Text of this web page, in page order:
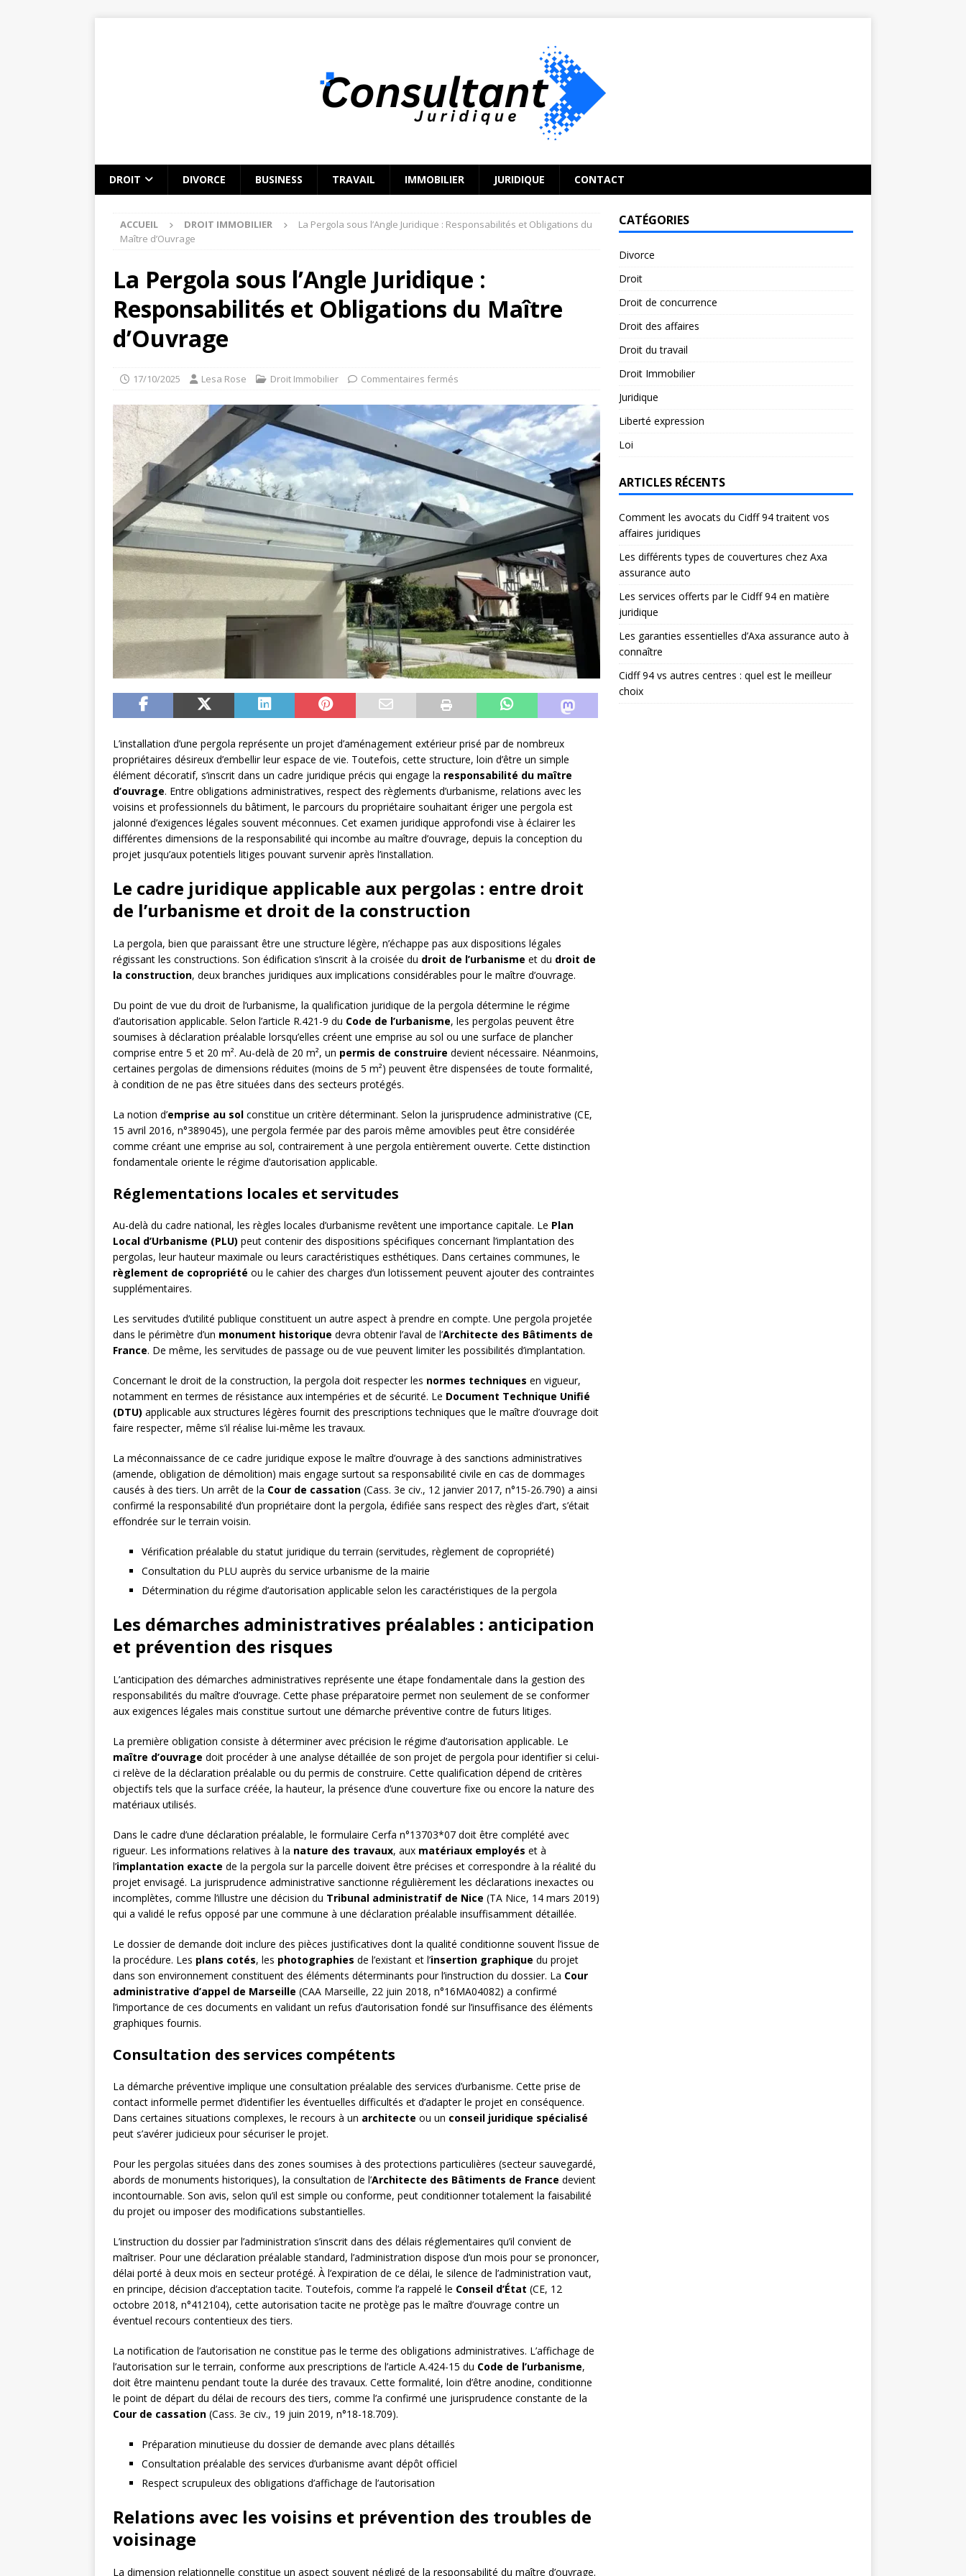
DROIT DIVORCE BUSINESS TRAVAIL IMMOBILIER JURIDIQUE CONTACT
ACCUEIL DROIT IMMOBILIER
La Pergola sous l’Angle Juridique : Responsabilités et Obligations du
Maître d’Ouvrage
La Pergola sous l’Angle Juridique :
Responsabilités et Obligations du Maître
d’Ouvrage
17/10/2025 Lesa Rose Droit Immobilier Commentaires fermés
L’installation d’une pergola représente un projet d’aménagement extérieur prisé par de nombreux
propriétaires désireux d’embellir leur espace de vie. Toutefois, cette structure, loin d’être un simple
élément décoratif, s’inscrit dans un cadre juridique précis qui engage la responsabilité du maître
d’ouvrage. Entre obligations administratives, respect des règlements d’urbanisme, relations avec les
voisins et professionnels du bâtiment, le parcours du propriétaire souhaitant ériger une pergola est
jalonné d’exigences légales souvent méconnues. Cet examen juridique approfondi vise à éclairer les
différentes dimensions de la responsabilité qui incombe au maître d’ouvrage, depuis la conception du
projet jusqu’aux potentiels litiges pouvant survenir après l’installation.
Le cadre juridique applicable aux pergolas : entre droit
de l’urbanisme et droit de la construction
La pergola, bien que paraissant être une structure légère, n’échappe pas aux dispositions légales
régissant les constructions. Son édification s’inscrit à la croisée du droit de l’urbanisme et du droit de
la construction, deux branches juridiques aux implications considérables pour le maître d’ouvrage.
Du point de vue du droit de l’urbanisme, la qualification juridique de la pergola détermine le régime
d’autorisation applicable. Selon l’article R.421-9 du Code de l’urbanisme, les pergolas peuvent être
soumises à déclaration préalable lorsqu’elles créent une emprise au sol ou une surface de plancher
comprise entre 5 et 20 m². Au-delà de 20 m², un permis de construire devient nécessaire. Néanmoins,
certaines pergolas de dimensions réduites (moins de 5 m²) peuvent être dispensées de toute formalité,
à condition de ne pas être situées dans des secteurs protégés.
La notion d’emprise au sol constitue un critère déterminant. Selon la jurisprudence administrative (CE,
15 avril 2016, n°389045), une pergola fermée par des parois même amovibles peut être considérée
comme créant une emprise au sol, contrairement à une pergola entièrement ouverte. Cette distinction
fondamentale oriente le régime d’autorisation applicable.
Réglementations locales et servitudes
Au-delà du cadre national, les règles locales d’urbanisme revêtent une importance capitale. Le Plan
Local d’Urbanisme (PLU) peut contenir des dispositions spécifiques concernant l’implantation des
pergolas, leur hauteur maximale ou leurs caractéristiques esthétiques. Dans certaines communes, le
règlement de copropriété ou le cahier des charges d’un lotissement peuvent ajouter des contraintes
supplémentaires.
Les servitudes d’utilité publique constituent un autre aspect à prendre en compte. Une pergola projetée
dans le périmètre d’un monument historique devra obtenir l’aval de l’Architecte des Bâtiments de
France. De même, les servitudes de passage ou de vue peuvent limiter les possibilités d’implantation.
Concernant le droit de la construction, la pergola doit respecter les normes techniques en vigueur,
notamment en termes de résistance aux intempéries et de sécurité. Le Document Technique Unifié
(DTU) applicable aux structures légères fournit des prescriptions techniques que le maître d’ouvrage doit
faire respecter, même s’il réalise lui-même les travaux.
La méconnaissance de ce cadre juridique expose le maître d’ouvrage à des sanctions administratives
(amende, obligation de démolition) mais engage surtout sa responsabilité civile en cas de dommages
causés à des tiers. Un arrêt de la Cour de cassation (Cass. 3e civ., 12 janvier 2017, n°15-26.790) a ainsi
confirmé la responsabilité d’un propriétaire dont la pergola, édifiée sans respect des règles d’art, s’était
effondrée sur le terrain voisin.
Vérification préalable du statut juridique du terrain (servitudes, règlement de copropriété)
Consultation du PLU auprès du service urbanisme de la mairie
Détermination du régime d’autorisation applicable selon les caractéristiques de la pergola
Les démarches administratives préalables : anticipation
et prévention des risques
L’anticipation des démarches administratives représente une étape fondamentale dans la gestion des
responsabilités du maître d’ouvrage. Cette phase préparatoire permet non seulement de se conformer
aux exigences légales mais constitue surtout une démarche préventive contre de futurs litiges.
La première obligation consiste à déterminer avec précision le régime d’autorisation applicable. Le
maître d’ouvrage doit procéder à une analyse détaillée de son projet de pergola pour identifier si celui-
ci relève de la déclaration préalable ou du permis de construire. Cette qualification dépend de critères
objectifs tels que la surface créée, la hauteur, la présence d’une couverture fixe ou encore la nature des
matériaux utilisés.
Dans le cadre d’une déclaration préalable, le formulaire Cerfa n°13703*07 doit être complété avec
rigueur. Les informations relatives à la nature des travaux, aux matériaux employés et à
l’implantation exacte de la pergola sur la parcelle doivent être précises et correspondre à la réalité du
projet envisagé. La jurisprudence administrative sanctionne régulièrement les déclarations inexactes ou
incomplètes, comme l’illustre une décision du Tribunal administratif de Nice (TA Nice, 14 mars 2019)
qui a validé le refus opposé par une commune à une déclaration préalable insuffisamment détaillée.
Le dossier de demande doit inclure des pièces justificatives dont la qualité conditionne souvent l’issue de
la procédure. Les plans cotés, les photographies de l’existant et l’insertion graphique du projet
dans son environnement constituent des éléments déterminants pour l’instruction du dossier. La Cour
administrative d’appel de Marseille (CAA Marseille, 22 juin 2018, n°16MA04082) a confirmé
l’importance de ces documents en validant un refus d’autorisation fondé sur l’insuffisance des éléments
graphiques fournis.
Consultation des services compétents
La démarche préventive implique une consultation préalable des services d’urbanisme. Cette prise de
contact informelle permet d’identifier les éventuelles difficultés et d’adapter le projet en conséquence.
Dans certaines situations complexes, le recours à un architecte ou un conseil juridique spécialisé
peut s’avérer judicieux pour sécuriser le projet.
Pour les pergolas situées dans des zones soumises à des protections particulières (secteur sauvegardé,
abords de monuments historiques), la consultation de l’Architecte des Bâtiments de France devient
incontournable. Son avis, selon qu’il est simple ou conforme, peut conditionner totalement la faisabilité
du projet ou imposer des modifications substantielles.
L’instruction du dossier par l’administration s’inscrit dans des délais réglementaires qu’il convient de
maîtriser. Pour une déclaration préalable standard, l’administration dispose d’un mois pour se prononcer,
délai porté à deux mois en secteur protégé. À l’expiration de ce délai, le silence de l’administration vaut,
en principe, décision d’acceptation tacite. Toutefois, comme l’a rappelé le Conseil d’État (CE, 12
octobre 2018, n°412104), cette autorisation tacite ne protège pas le maître d’ouvrage contre un
éventuel recours contentieux des tiers.
La notification de l’autorisation ne constitue pas le terme des obligations administratives. L’affichage de
l’autorisation sur le terrain, conforme aux prescriptions de l’article A.424-15 du Code de l’urbanisme,
doit être maintenu pendant toute la durée des travaux. Cette formalité, loin d’être anodine, conditionne
le point de départ du délai de recours des tiers, comme l’a confirmé une jurisprudence constante de la
Cour de cassation (Cass. 3e civ., 19 juin 2019, n°18-18.709).
Préparation minutieuse du dossier de demande avec plans détaillés
Consultation préalable des services d’urbanisme avant dépôt officiel
Respect scrupuleux des obligations d’affichage de l’autorisation
Relations avec les voisins et prévention des troubles de
voisinage
La dimension relationnelle constitue un aspect souvent négligé de la responsabilité du maître d’ouvrage.
CATÉGORIES
Divorce
Droit
Droit de concurrence
Droit des affaires
Droit du travail
Droit Immobilier
Juridique
Liberté expression
Loi
ARTICLES RÉCENTS
Comment les avocats du Cidff 94 traitent vos
affaires juridiques
Les différents types de couvertures chez Axa
assurance auto
Les services offerts par le Cidff 94 en matière
juridique
Les garanties essentielles d’Axa assurance auto à
connaître
Cidff 94 vs autres centres : quel est le meilleur
choix